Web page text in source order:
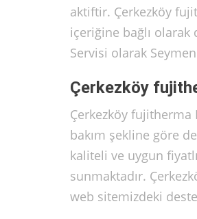
aktiftir. Çerkezköy
içeriğine bağlı
Servisi olarak
Çerkezköy
Çerkezköy fujitherma
bakım şekline göre
kaliteli ve uygun
sunmaktadır.
web sitemizdeki